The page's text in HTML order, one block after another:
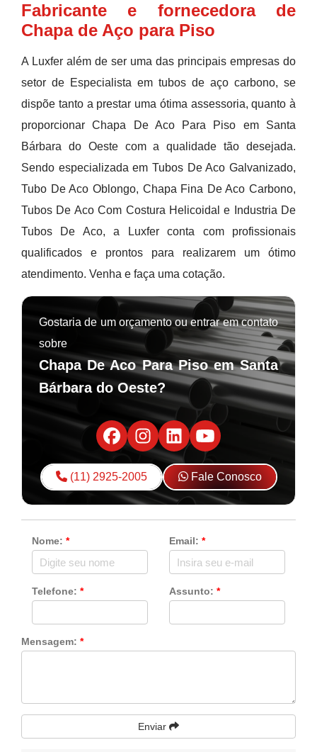
Fabricante e fornecedora de
Chapa de Aço para Piso
A Luxfer além de ser uma das principais empresas do
setor de Especialista em tubos de aço carbono, se
dispõe tanto a prestar uma ótima assessoria, quanto à
proporcionar Chapa De Aco Para Piso em Santa
Bárbara do Oeste com a qualidade tão desejada.
Sendo especializada em Tubos De Aco Galvanizado,
Tubo De Aco Oblongo, Chapa Fina De Aco Carbono,
Tubos De Aco Com Costura Helicoidal e Industria De
Tubos De Aco, a Luxfer conta com profissionais
qualificados e prontos para realizarem um ótimo
atendimento. Venha e faça uma cotação.
Gostaria de um orçamento ou entrar em contato
sobre
Chapa De Aco Para Piso em Santa
Bárbara do Oeste?
(11) 2925-2005 Fale Conosco
Nome: * Email: *
Telefone: * Assunto: *
Mensagem: *
Enviar